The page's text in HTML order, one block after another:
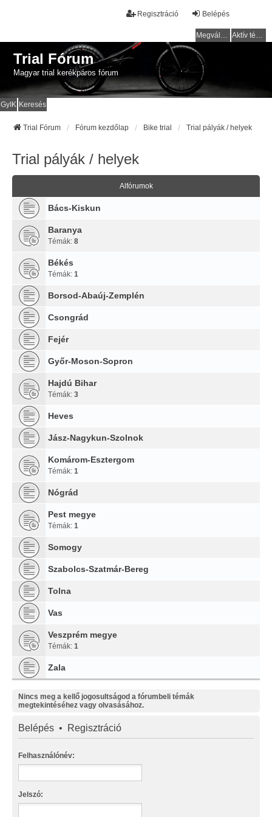
Belépés
Regisztráció
Megválaszolatlan témák Aktív témák
Trial Fórum
Magyar trial kerékpáros fórum
GyIK Keresés
Trial Fórum Fórum kezdőlap Bike trial Trial pályák / helyek
Trial pályák / helyek
Alfórumok
Bács-Kiskun
Baranya
Témák: 8
Békés
Témák: 1
Borsod-Abaúj-Zemplén
Csongrád
Fejér
Győr-Moson-Sopron
Hajdú Bihar
Témák: 3
Heves
Jász-Nagykun-Szolnok
Komárom-Esztergom
Témák: 1
Nógrád
Pest megye
Témák: 1
Somogy
Szabolcs-Szatmár-Bereg
Tolna
Vas
Veszprém megye
Témák: 1
Zala
Nincs meg a kellő jogosultságod a fórumbeli témák
megtekintéséhez vagy olvasásához.
Belépés • Regisztráció
Felhasználónév:
Jelszó: